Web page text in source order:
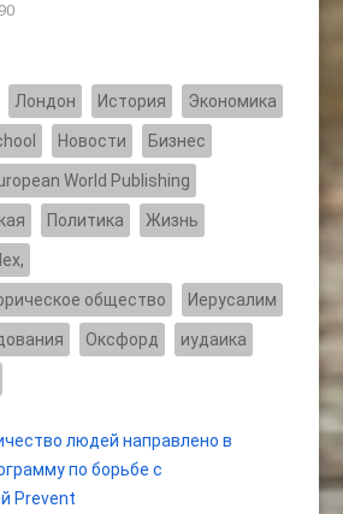
Лондон История Экономика
Новости Бизнес
World Publishing
Политика Жизнь
общество Иерусалим
Оксфорд иудаика
людей направлено в
по борьбе с
Prevent